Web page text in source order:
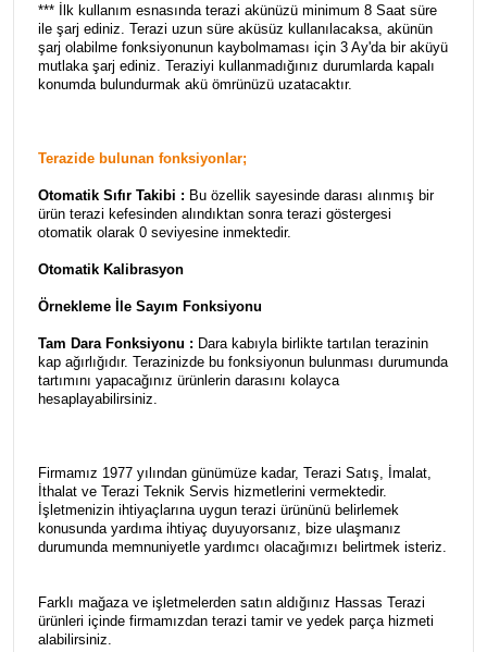
*** İlk kullanım esnasında terazi akünüzü minimum 8 Saat süre
ile şarj ediniz. Terazi uzun süre aküsüz kullanılacaksa, akünün
şarj olabilme fonksiyonunun kaybolmaması için 3 Ay'da bir aküyü
mutlaka şarj ediniz. Teraziyi kullanmadığınız durumlarda kapalı
konumda bulundurmak akü ömrünüzü uzatacaktır.
Terazide bulunan fonksiyonlar;
Otomatik Sıfır Takibi : Bu özellik sayesinde darası alınmış bir
ürün terazi kefesinden alındıktan sonra terazi göstergesi
otomatik olarak 0 seviyesine inmektedir.
Otomatik Kalibrasyon
Örnekleme İle Sayım Fonksiyonu
Tam Dara Fonksiyonu : Dara kabıyla birlikte tartılan terazinin
kap ağırlığıdır. Terazinizde bu fonksiyonun bulunması durumunda
tartımını yapacağınız ürünlerin darasını kolayca
hesaplayabilirsiniz.
Firmamız 1977 yılından günümüze kadar, Terazi Satış, İmalat,
İthalat ve Terazi Teknik Servis hizmetlerini vermektedir.
İşletmenizin ihtiyaçlarına uygun terazi ürününü belirlemek
konusunda yardıma ihtiyaç duyuyorsanız, bize ulaşmanız
durumunda memnuniyetle yardımcı olacağımızı belirtmek isteriz.
Farklı mağaza ve işletmelerden satın aldığınız Hassas Terazi
ürünleri içinde firmamızdan terazi tamir ve yedek parça hizmeti
alabilirsiniz.